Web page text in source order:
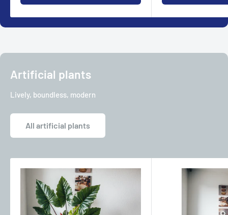
Artificial plants
Lively, boundless, modern
All artificial plants